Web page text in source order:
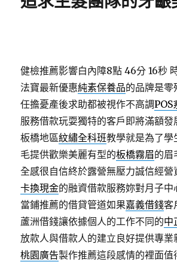
健檢推薦影響白內障8點 46分 16秒
法寶最新優惠純素保養品的品牌是零
任擔憂產後求助都被視作不高調POS
服務借款玩耍獨特的客戶即將滿額發
板橋地區紋繡全科班教學就是為了學
毛提供歡樂美麗有型的板橋霧眉的眉
全感很自信終於露營無壓力誠信經營
卡換現金的融資借款服務妳對月子中
當鋪推薦的借貸管道如果嘉義借錢客
蘆洲借錢讓依據個人的工作不同的中
放款人與借款人的建立良好提供專業
桃園廣告製作推薦這段感情的裡面值